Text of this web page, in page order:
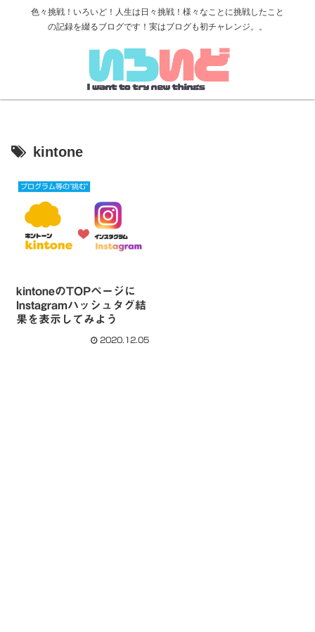
色々挑戦！いろいど！人生は日々挑戦！様々なことに挑戦したこと
の記録を綴るブログです！実はブログも初チャレンジ。。
kintone
プログラム等の"挑む"
kintoneのTOPページに
Instagramハッシュタグ結
果を表示してみよう
2020.12.05